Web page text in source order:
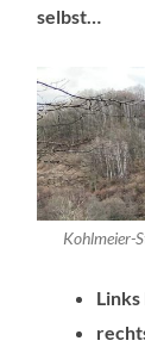
selbst…
Kohlmeier-